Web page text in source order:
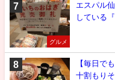
グルメ
エスパル
している
【毎日で
十割もり